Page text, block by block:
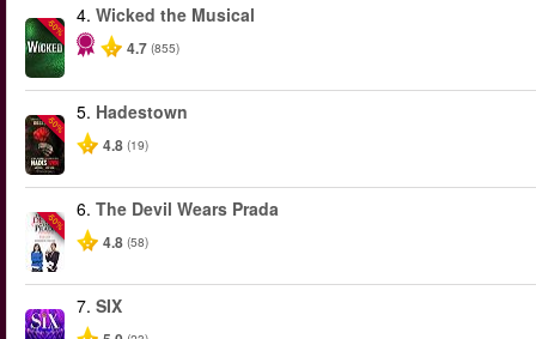
-50%
4. Wicked the Musical
4.7 (855)
-50%
5. Hadestown
4.8 (19)
-50%
6. The Devil Wears Prada
4.8 (58)
7. SIX